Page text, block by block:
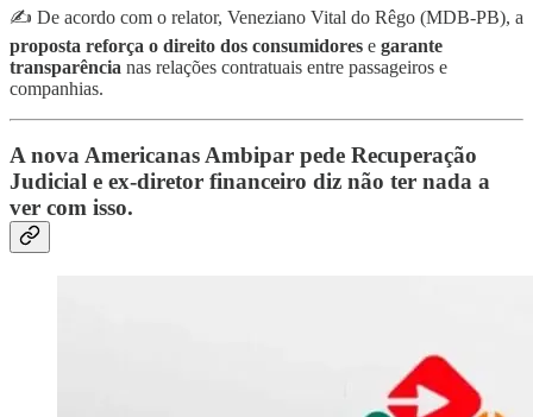
✍️ De acordo com o relator, Veneziano Vital do Rêgo (MDB-PB), a
proposta reforça o direito dos consumidores e garante
transparência nas relações contratuais entre passageiros e
companhias.
A nova Americanas Ambipar pede Recuperação
Judicial e ex-diretor financeiro diz não ter nada a
ver com isso.